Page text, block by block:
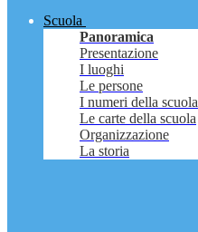
Scuola
Panoramica
Presentazione
I luoghi
Le persone
I numeri della scuola
Le carte della scuola
Organizzazione
La storia